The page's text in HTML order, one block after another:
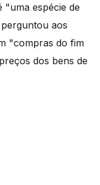
"uma espécie de
aos
"compras do fim
dos bens de